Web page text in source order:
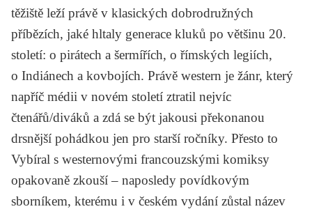
těžiště leží právě v klasických dobrodružných
příbězích, jaké hltaly generace kluků po většinu 20.
století: o pirátech a šermířích, o římských legiích,
o Indiánech a kovbojích. Právě western je žánr, který
napříč médii v novém století ztratil nejvíc
čtenářů/diváků a zdá se být jakousi překonanou
drsnější pohádkou jen pro starší ročníky. Přesto to
Vybíral s westernovými francouzskými komiksy
opakovaně zkouší – naposledy povídkovým
sborníkem, kterému i v českém vydání zůstal název